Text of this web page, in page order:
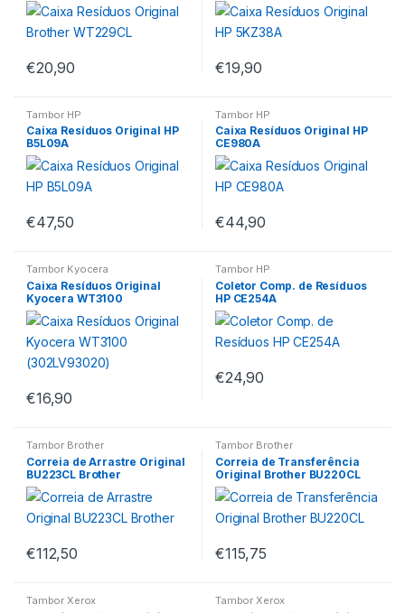
€20,90 €19,90
Tambor HP
Caixa Resíduos Original HP
B5L09A
€47,50
Tambor HP
Caixa Resíduos Original HP
CE980A
€44,90
Tambor Kyocera
Caixa Resíduos Original
Kyocera WT3100
(302LV93020)
€16,90
Tambor HP
Coletor Comp. de Resíduos
HP CE254A
€24,90
Tambor Brother
Correia de Arrastre Original
BU223CL Brother
€112,50
Tambor Brother
Correia de Transferência
Original Brother BU220CL
€115,75
Tambor Xerox Tambor Xerox